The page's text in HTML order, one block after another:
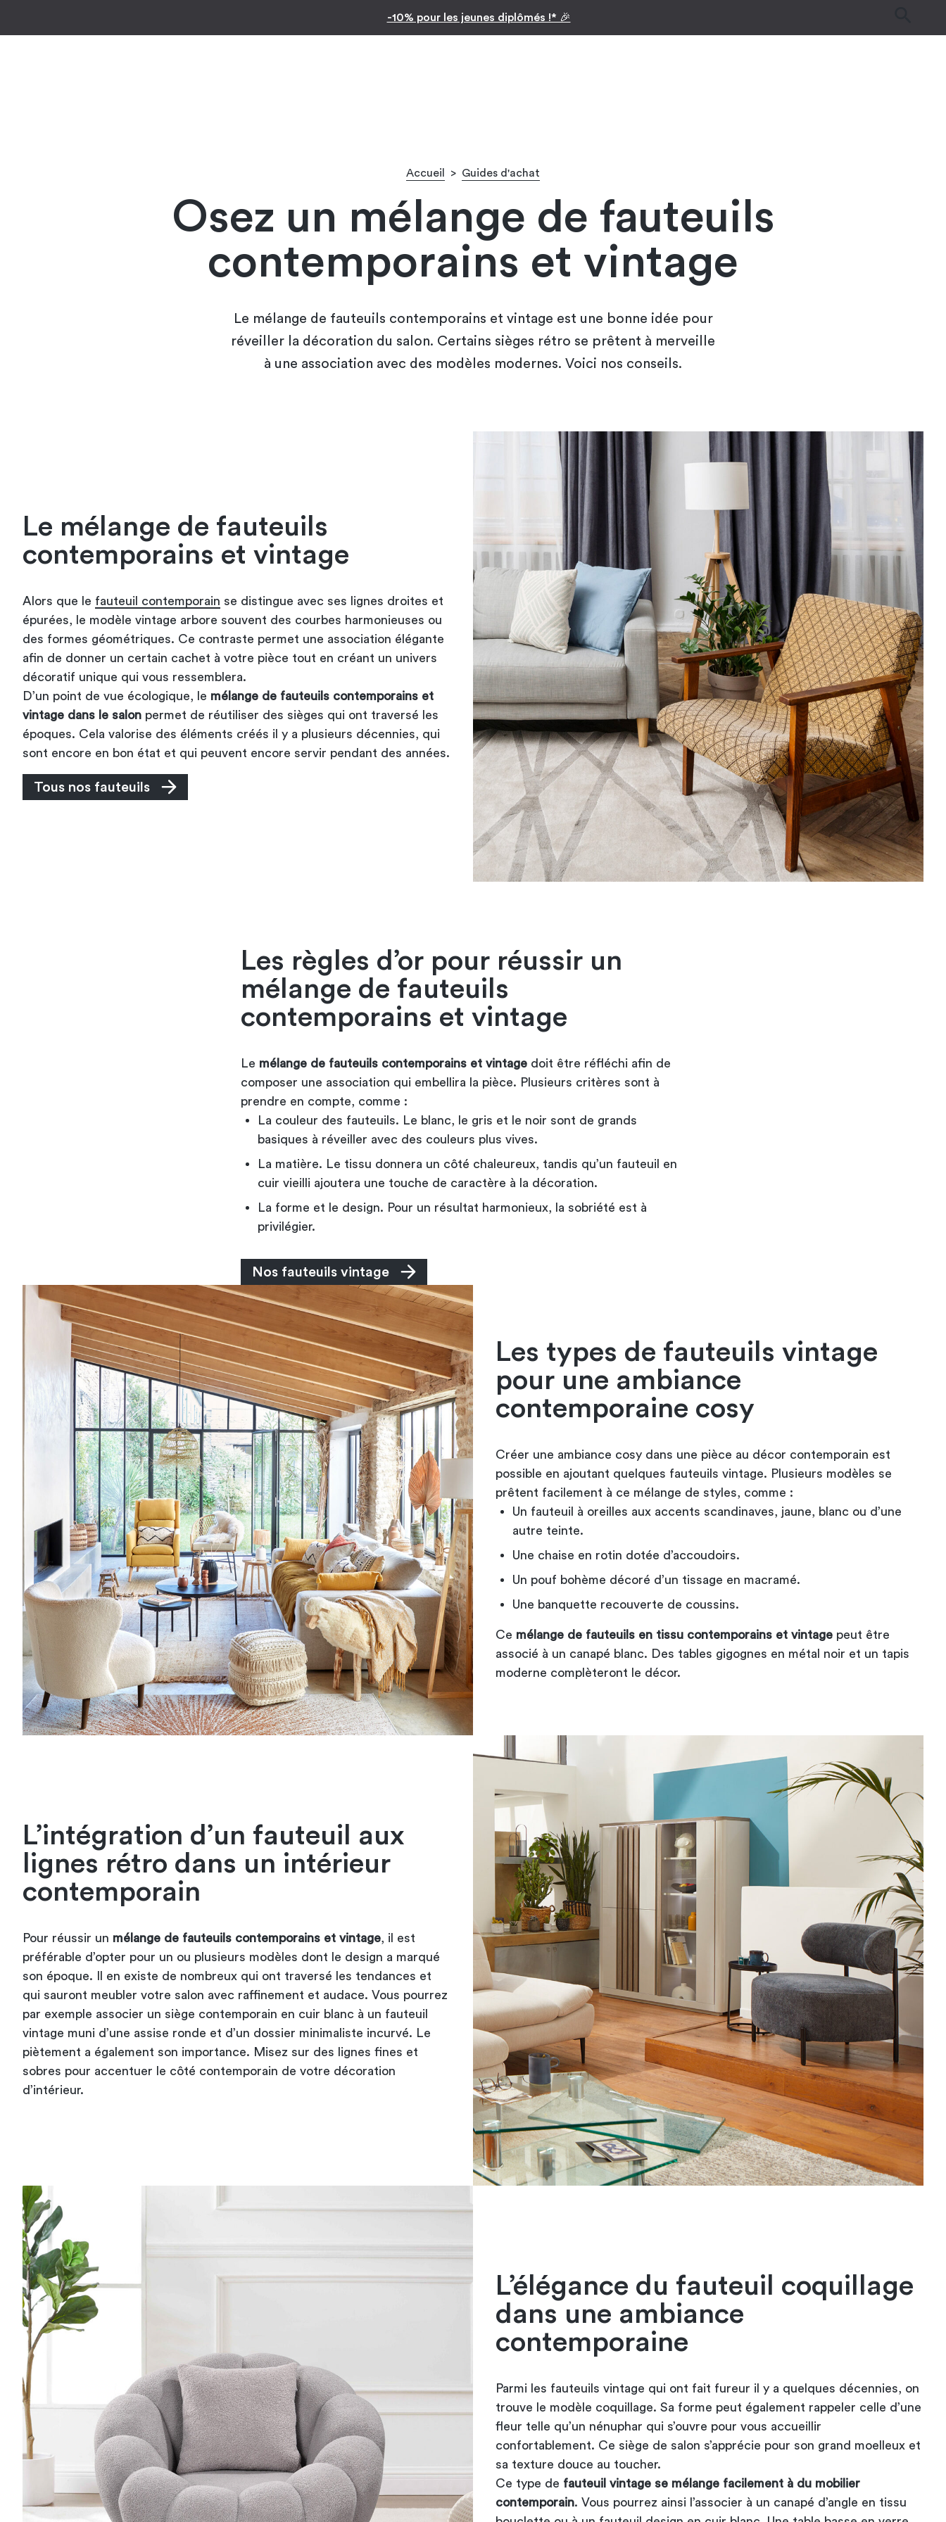
Facilitez vos achats avec le paiement en 10x
Inspiration par pièces
Accueil > Guides d'achat
Osez un mélange de fauteuils
contemporains et vintage​
Le mélange de fauteuils contemporains et vintage est une bonne idée pour
réveiller la décoration du salon. Certains sièges rétro se prêtent à merveille
à une association avec des modèles modernes. Voici nos conseils.
Le mélange de fauteuils
contemporains et vintage
Alors que le fauteuil contemporain se distingue avec ses lignes droites et
épurées, le modèle vintage arbore souvent des courbes harmonieuses ou
des formes géométriques. Ce contraste permet une association élégante
afin de donner un certain cachet à votre pièce tout en créant un univers
décoratif unique qui vous ressemblera.
D’un point de vue écologique, le mélange de fauteuils contemporains et
vintage dans le salon permet de réutiliser des sièges qui ont traversé les
époques. Cela valorise des éléments créés il y a plusieurs décennies, qui
sont encore en bon état et qui peuvent encore servir pendant des années.
Tous nos fauteuils
Les règles d’or pour réussir un
mélange de fauteuils
contemporains et vintage
Le mélange de fauteuils contemporains et vintage doit être réfléchi afin de
composer une association qui embellira la pièce. Plusieurs critères sont à
prendre en compte, comme :
La couleur des fauteuils. Le blanc, le gris et le noir sont de grands
basiques à réveiller avec des couleurs plus vives.
La matière. Le tissu donnera un côté chaleureux, tandis qu’un fauteuil en
cuir vieilli ajoutera une touche de caractère à la décoration.
La forme et le design. Pour un résultat harmonieux, la sobriété est à
privilégier.
Nos fauteuils vintage
Les types de fauteuils vintage
pour une ambiance
contemporaine cosy
Créer une ambiance cosy dans une pièce au décor contemporain est
possible en ajoutant quelques fauteuils vintage. Plusieurs modèles se
prêtent facilement à ce mélange de styles, comme :
Un fauteuil à oreilles aux accents scandinaves, jaune, blanc ou d’une
autre teinte.
Une chaise en rotin dotée d’accoudoirs.
Un pouf bohème décoré d’un tissage en macramé.
Une banquette recouverte de coussins.
Ce mélange de fauteuils en tissu contemporains et vintage ​ peut être
associé à un canapé blanc. Des tables gigognes en métal noir et un tapis
moderne complèteront le décor.
L’intégration d’un fauteuil aux
lignes rétro dans un intérieur
contemporain
Pour réussir un mélange de fauteuils contemporains et vintage , il est
préférable d’opter pour un ou plusieurs modèles dont le design a marqué
son époque. Il en existe de nombreux qui ont traversé les tendances et
qui sauront meubler votre salon avec raffinement et audace. Vous pourrez
par exemple associer un siège contemporain en cuir blanc à un fauteuil
vintage muni d’une assise ronde et d’un dossier minimaliste incurvé. Le
piètement a également son importance. Misez sur des lignes fines et
sobres pour accentuer le côté contemporain de votre décoration
d’intérieur.
L’élégance du fauteuil coquillage
dans une ambiance
contemporaine
Parmi les fauteuils vintage qui ont fait fureur il y a quelques décennies, on
trouve le modèle coquillage. Sa forme peut également rappeler celle d’une
fleur telle qu’un nénuphar qui s’ouvre pour vous accueillir
confortablement. Ce siège de salon s’apprécie pour son grand moelleux et
sa texture douce au toucher.
Ce type de fauteuil vintage se mélange facilement à du mobilier
contemporain. Vous pourrez ainsi l’associer à un canapé d’angle en tissu